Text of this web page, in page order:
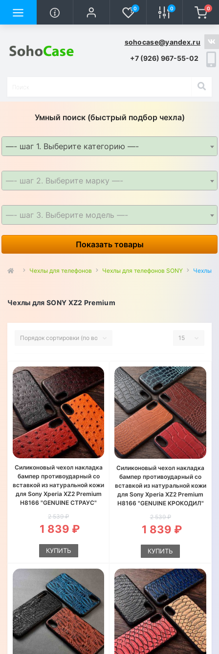
0 0 0
sohocase@yandex.ru
+7 (926) 967-55-02
Умный поиск (быстрый подбор чехла)
—- шаг 1. Выберите категорию —-
—- шаг 2. Выберите марку —-
—- шаг 3. Выберите модель —-
Показать товары
Чехлы для телефонов Чехлы для телефонов SONY Чехлы
Чехлы для SONY XZ2 Premium
Силиконовый чехол накладка
бампер противоударный со
вставкой из натуральной кожи
для Sony Xperia XZ2 Premium
H8166 "GENUINE СТРАУС"
2 539 ₽
1 839 ₽
КУПИТЬ
Силиконовый чехол накладка
бампер противоударный со
вставкой из натуральной кожи
для Sony Xperia XZ2 Premium
H8166 "GENUINE КРОКОДИЛ"
2 539 ₽
1 839 ₽
КУПИТЬ